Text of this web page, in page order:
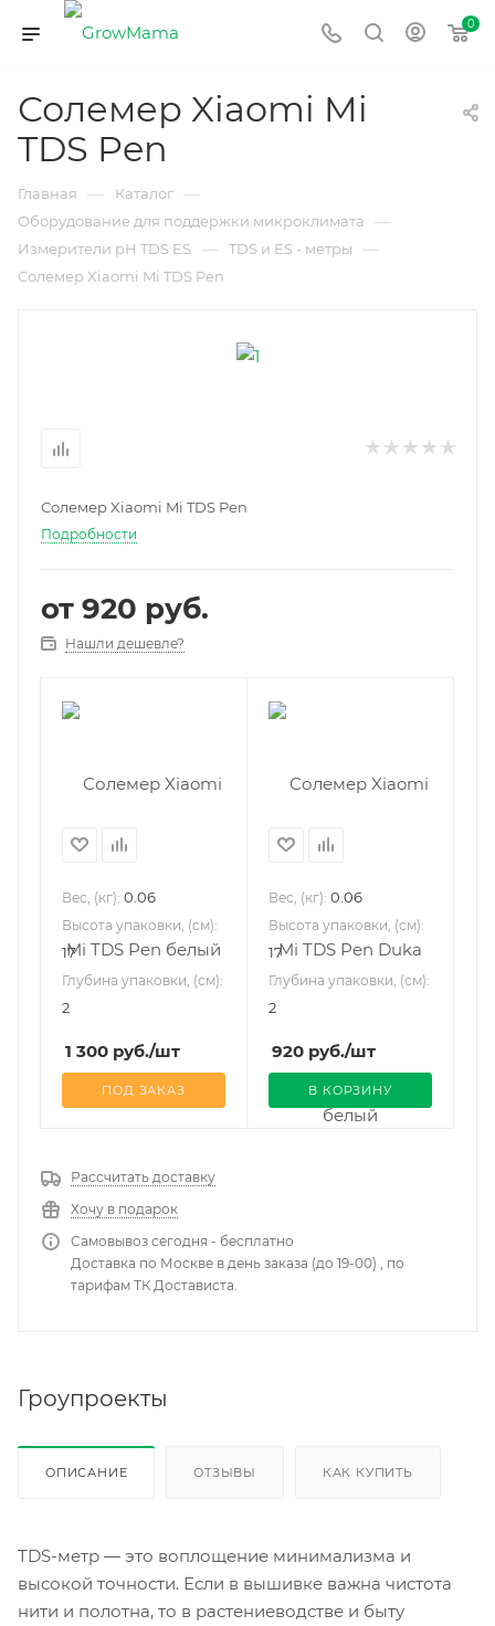
0
Солемер Xiaomi Mi
TDS Pen
Главная — Каталог —
Оборудование для поддержки микроклимата —
Измерители рН TDS ES — TDS и ES - метры —
Солемер Xiaomi Mi TDS Pen
Солемер Xiaomi Mi TDS Pen
Подробности
от 920 руб.
Нашли дешевле?
Вес, (кг): 0.06
Высота упаковки, (см):
17
Глубина упаковки, (см):
2
1 300 руб./шт
ПОД ЗАКАЗ
Вес, (кг): 0.06
Высота упаковки, (см):
17
Глубина упаковки, (см):
2
920 руб./шт
В КОРЗИНУ
Рассчитать доставку
Хочу в подарок
Самовывоз сегодня - бесплатно
Доставка по Москве в день заказа (до 19-00) , по
тарифам ТК Достависта.
Гроупроекты
ОПИСАНИЕ ОТЗЫВЫ КАК КУПИТЬ
TDS-метр — это воплощение минимализма и
высокой точности. Если в вышивке важна чистота
нити и полотна, то в растениеводстве и быту